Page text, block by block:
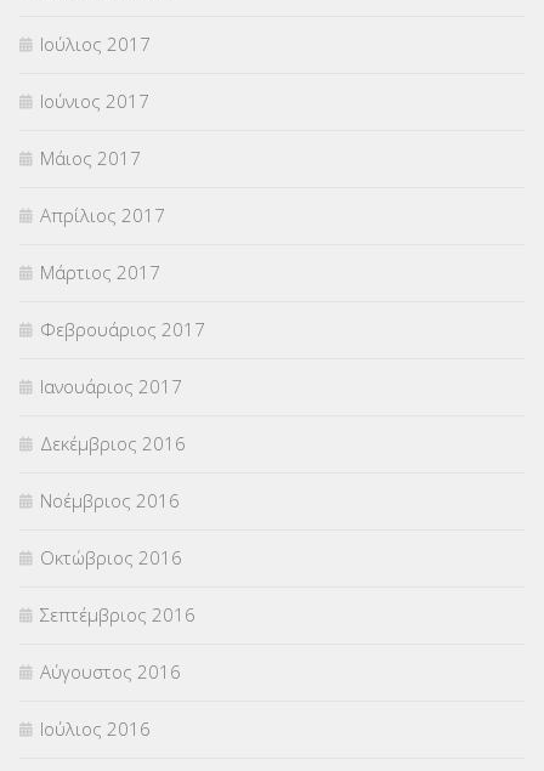
Ιούλιος 2017
Ιούνιος 2017
Μάιος 2017
Απρίλιος 2017
Μάρτιος 2017
Φεβρουάριος 2017
Ιανουάριος 2017
Δεκέμβριος 2016
Νοέμβριος 2016
Οκτώβριος 2016
Σεπτέμβριος 2016
Αύγουστος 2016
Ιούλιος 2016